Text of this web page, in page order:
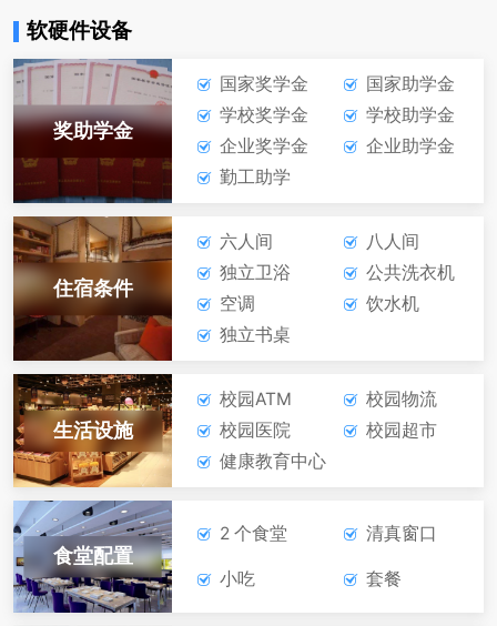
软硬件设备
奖助学金
国家奖学金
国家助学金
学校奖学金
学校助学金
企业奖学金
企业助学金
勤工助学
住宿条件
六人间
八人间
独立卫浴
公共洗衣机
空调
饮水机
独立书桌
生活设施
校园ATM
校园物流
校园医院
校园超市
健康教育中心
食堂配置
2 个食堂 清真窗口
小吃 套餐